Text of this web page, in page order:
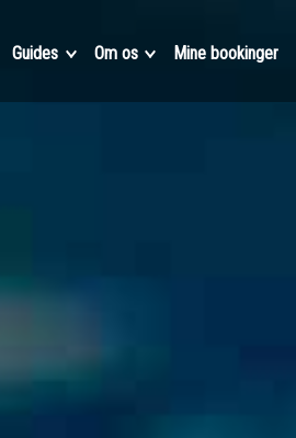
Guides Om os Mine bookinger